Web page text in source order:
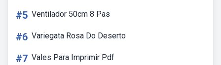
#5 Ventilador 50cm 8 Pas
#6 Variegata Rosa Do Deserto
#7 Vales Para Imprimir Pdf